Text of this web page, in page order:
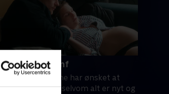
4. Lykkens triumf
Veerne ulmer. Trine har ønsket at
føde hjemme, og selvom alt er nyt og